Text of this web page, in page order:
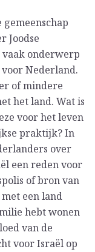
Joodse
onderwerp
Nederland.
of mindere
het land. Wat is
voor het leven
praktijk? In
over
een reden voor
of bron van
een land
hebt wonen
van de
voor Israël op